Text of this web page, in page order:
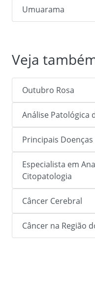
Umuarama
Veja
Outubro Rosa
Análise Patológica
Principais
Especialista em
Citopatologia
Câncer Cerebral
Câncer na Região